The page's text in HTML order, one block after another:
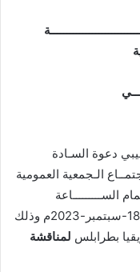
دعوة السـادة
الـجمعية العمومية
الســـــــــاعة
(10:00صباحاً) من يــــــوم الإثنين الموافق 18-سبتمبر-2023م وذلك
بطرابلس لمناقشة